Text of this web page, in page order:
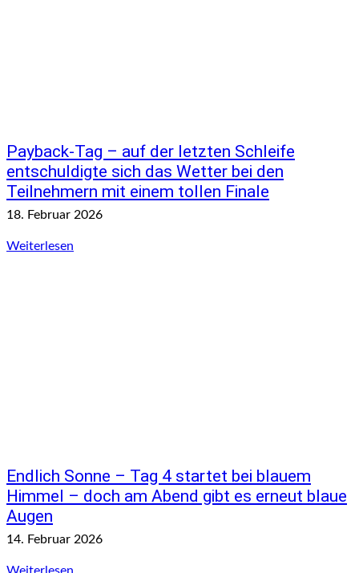
Payback-Tag – auf der letzten Schleife
entschuldigte sich das Wetter bei den
Teilnehmern mit einem tollen Finale
18. Februar 2026
Weiterlesen
Endlich Sonne – Tag 4 startet bei blauem
Himmel – doch am Abend gibt es erneut blaue
Augen
14. Februar 2026